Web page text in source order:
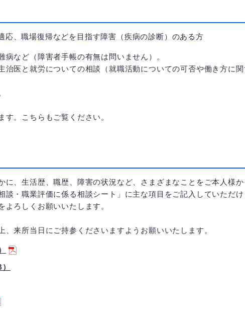
応、職場復帰などを目指す障害（疾病の診断）のある方
など（障害者手帳の有無は問いません）。
治医と就労についての相談（就職活動についての可否や働き方に
。こちらもご覧ください。
に、生活歴、職歴、障害の状況など、さまざまなことをご本人様
談・職業評価に係る相談シート」に主な項目をご記入していただ
ろしくお願いいたします。
来所当日にご持参くださいますようお願いいたします。